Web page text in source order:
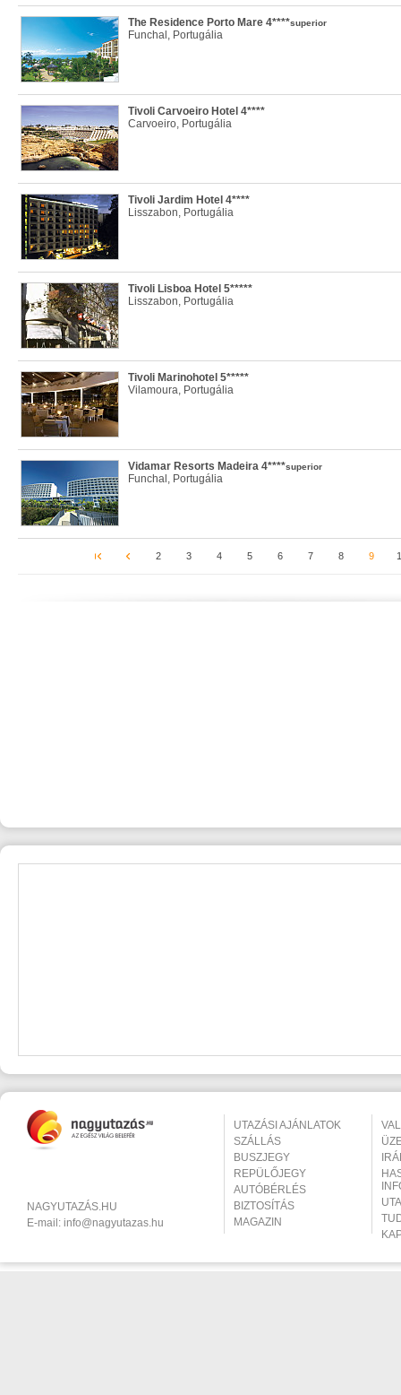
The Residence Porto Mare 4****superior
Funchal, Portugália
Tivoli Carvoeiro Hotel 4****
Carvoeiro, Portugália
Tivoli Jardim Hotel 4****
Lisszabon, Portugália
Tivoli Lisboa Hotel 5*****
Lisszabon, Portugália
Tivoli Marinohotel 5*****
Vilamoura, Portugália
Vidamar Resorts Madeira 4****superior
Funchal, Portugália
2 3 4 5 6 7 8 9
NAGYUTAZÁS.HU
E-mail: info@nagyutazas.hu
UTAZÁSI AJÁNLATOK
SZÁLLÁS
BUSZJEGY
REPÜLŐJEGY
AUTÓBÉRLÉS
BIZTOSÍTÁS
MAGAZIN